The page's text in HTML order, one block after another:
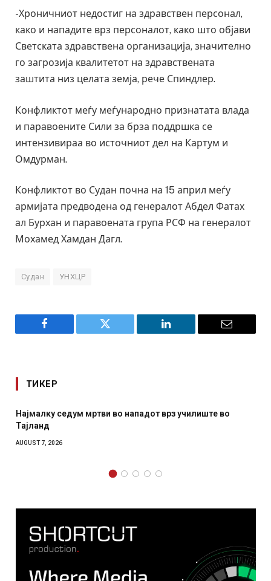
-Хроничниот недостиг на здравствен персонал,
како и нападите врз персоналот, како што објави
Светската здравствена организација, значително
го загрозија квалитетот на здравствената
заштита низ целата земја, рече Спиндлер.
Конфликтот меѓу меѓународно признатата влада
и паравоените Сили за брза поддршка се
интензивираа во источниот дел на Картум и
Омдурман.
Конфликтот во Судан почна на 15 април меѓу
армијата предводена од генералот Абдел Фатах
ал Бурхан и паравоената група РСФ на генералот
Мохамед Хамдан Дагл.
Судан УНХЦР
Facebook Twitter LinkedIn Email
ТИКЕР
во нападот врз училиште во
СОЗИС: Украинците